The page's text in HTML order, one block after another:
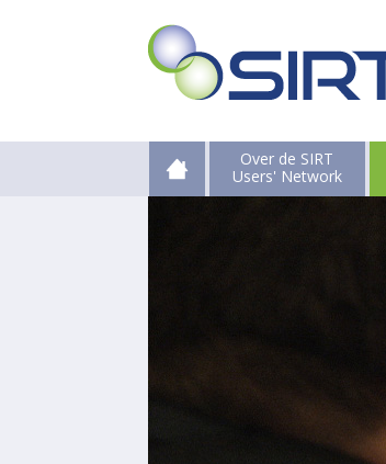
Over de SIRT
Users' Network